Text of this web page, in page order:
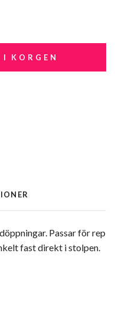
I KORGEN
Passar för rep
fast direkt i stolpen.